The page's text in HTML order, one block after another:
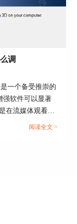
预设
料，我们能够
，从而更好地
地音频这个功
调
一个备受推崇的
强软件可以显著
在流媒体观看电
都利用音乐技术
阅读全文 >